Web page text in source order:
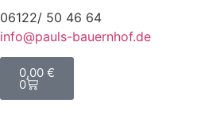
06122/ 50 46 64
info@pauls-bauernhof.de
0,00 €
0